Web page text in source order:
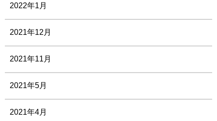
2022年1月
2021年12月
2021年11月
2021年5月
2021年4月